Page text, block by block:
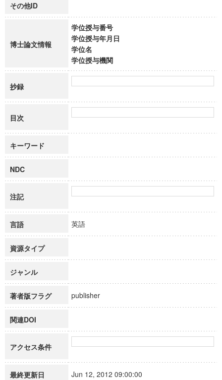
その他ID
博士論文情報
学位授与番号
学位授与年月日
学位名
学位授与機関
抄録
目次
キーワード
NDC
注記
言語 英語
資源タイプ
ジャンル
著者版フラグ publisher
関連DOI
アクセス条件
最終更新日 Jun 12, 2012 09:00:00